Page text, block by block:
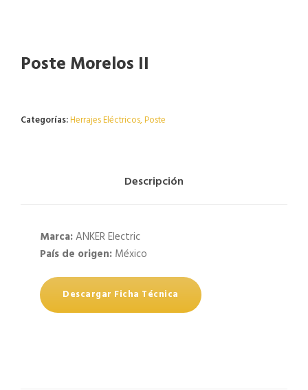
Poste Morelos II
Categorías:Herrajes Eléctricos,Poste
Descripción
Marca:ANKER Electric
País de origen: México
Descargar Ficha Técnica